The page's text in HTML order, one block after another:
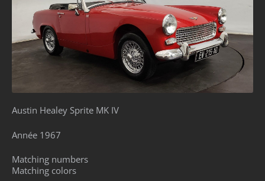
Austin Healey Sprite MK IV
Année 1967
Matching numbers
Matching colors